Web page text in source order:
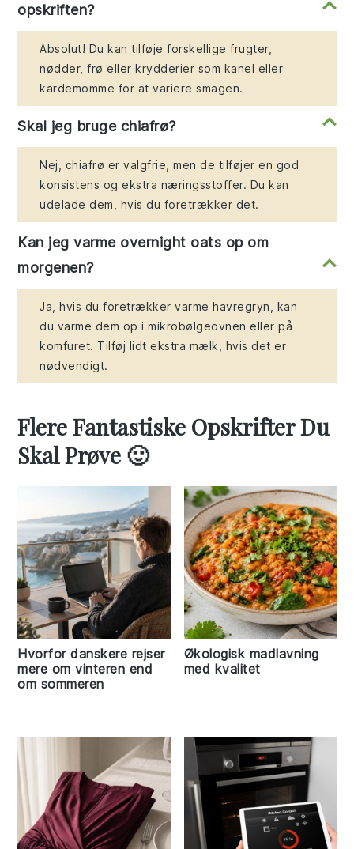
opskriften?
Absolut! Du kan tilføje forskellige frugter,
nødder, frø eller krydderier som kanel eller
kardemomme for at variere smagen.
Skal jeg bruge chiafrø?
Nej, chiafrø er valgfrie, men de tilføjer en god
konsistens og ekstra næringsstoffer. Du kan
udelade dem, hvis du foretrækker det.
Kan jeg varme overnight oats op om
morgenen?
Ja, hvis du foretrækker varme havregryn, kan
du varme dem op i mikrobølgeovnen eller på
komfuret. Tilføj lidt ekstra mælk, hvis det er
nødvendigt.
Flere Fantastiske Opskrifter Du
Skal Prøve 🙂
Hvorfor danskere rejser
mere om vinteren end
om sommeren
Økologisk madlavning
med kvalitet